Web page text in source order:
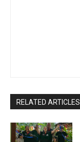
RELATED ARTICLES